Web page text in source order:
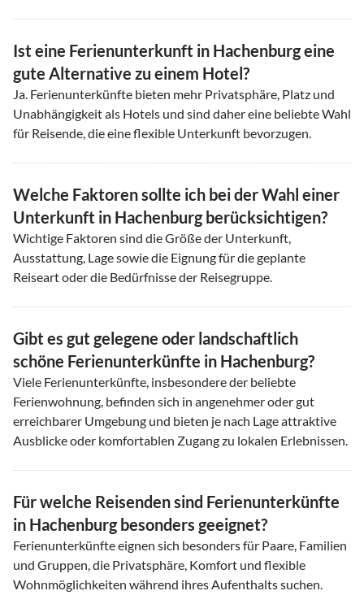
Ist eine Ferienunterkunft in Hachenburg eine
gute Alternative zu einem Hotel?
Ja. Ferienunterkünfte bieten mehr Privatsphäre, Platz und
Unabhängigkeit als Hotels und sind daher eine beliebte Wahl
für Reisende, die eine flexible Unterkunft bevorzugen.
Welche Faktoren sollte ich bei der Wahl einer
Unterkunft in Hachenburg berücksichtigen?
Wichtige Faktoren sind die Größe der Unterkunft,
Ausstattung, Lage sowie die Eignung für die geplante
Reiseart oder die Bedürfnisse der Reisegruppe.
Gibt es gut gelegene oder landschaftlich
schöne Ferienunterkünfte in Hachenburg?
Viele Ferienunterkünfte, insbesondere der beliebte
Ferienwohnung, befinden sich in angenehmer oder gut
erreichbarer Umgebung und bieten je nach Lage attraktive
Ausblicke oder komfortablen Zugang zu lokalen Erlebnissen.
Für welche Reisenden sind Ferienunterkünfte
in Hachenburg besonders geeignet?
Ferienunterkünfte eignen sich besonders für Paare, Familien
und Gruppen, die Privatsphäre, Komfort und flexible
Wohnmöglichkeiten während ihres Aufenthalts suchen.